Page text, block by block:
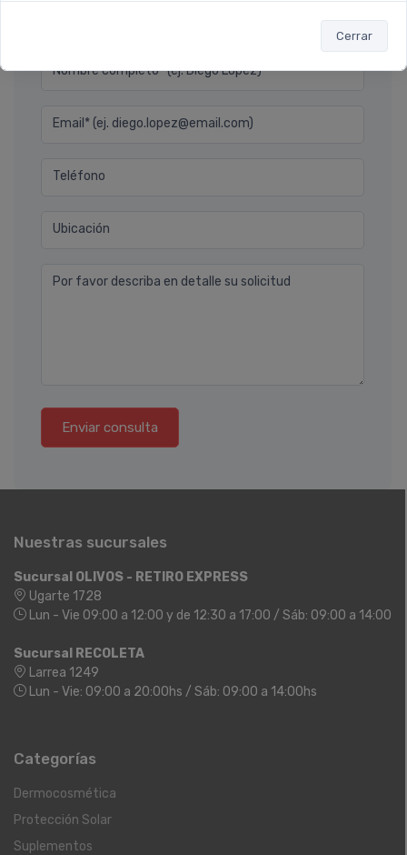
Cerrar
Nombre completo* (ej. Diego Lopez)
Email* (ej. diego.lopez@email.com)
Teléfono
Ubicación
Por favor describa en detalle su solicitud
Enviar consulta
Nuestras sucursales
Sucursal OLIVOS - RETIRO EXPRESS
Ugarte 1728
Lun - Vie 09:00 a 12:00 y de 12:30 a 17:00 / Sáb: 09:00 a 14:00
Sucursal RECOLETA
Larrea 1249
Lun - Vie: 09:00 a 20:00hs / Sáb: 09:00 a 14:00hs
Categorías
Dermocosmética
Protección Solar
Suplementos